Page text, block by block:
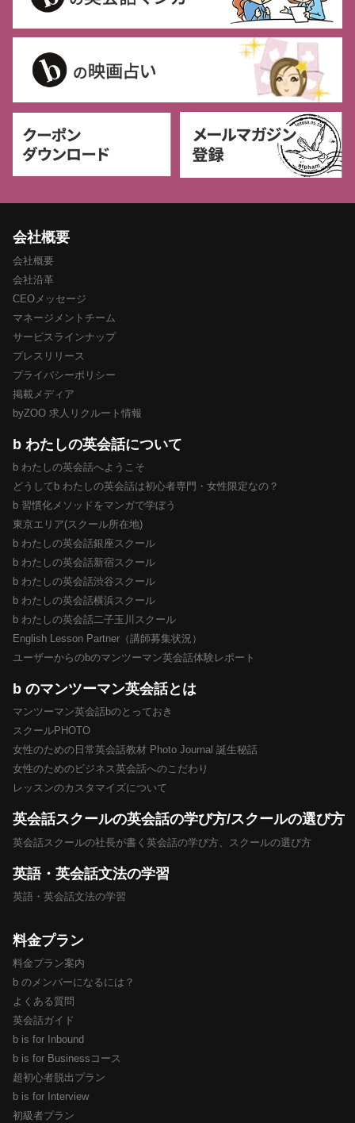
会社概要
会社概要
会社沿革
CEOメッセージ
マネージメントチーム
サービスラインナップ
プレスリリース
プライバシーポリシー
掲載メディア
byZOO 求人リクルート情報
b わたしの英会話について
b わたしの英会話へようこそ
どうしてb わたしの英会話は初心者専門・女性限定なの？
b 習慣化メソッドをマンガで学ぼう
東京エリア(スクール所在地)
b わたしの英会話銀座スクール
b わたしの英会話新宿スクール
b わたしの英会話渋谷スクール
b わたしの英会話横浜スクール
b わたしの英会話二子玉川スクール
English Lesson Partner（講師募集状況）
ユーザーからのbのマンツーマン英会話体験レポート
b のマンツーマン英会話とは
マンツーマン英会話bのとっておき
スクールPHOTO
女性のための日常英会話教材 Photo Journal 誕生秘話
女性のためのビジネス英会話へのこだわり
レッスンのカスタマイズについて
英会話スクールの英会話の学び方/スクールの選び方
英会話スクールの社長が書く英会話の学び方、スクールの選び方
英語・英会話文法の学習
英語・英会話文法の学習
料金プラン
料金プラン案内
b のメンバーになるには？
よくある質問
英会話ガイド
b is for Inbound
b is for Businessコース
超初心者脱出プラン
b is for Interview
初級者プラン